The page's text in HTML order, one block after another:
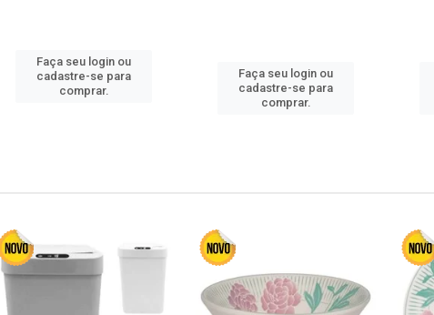
Faça seu login ou
cadastre-se para
comprar.
Faça seu login ou
cadastre-se para
comprar.